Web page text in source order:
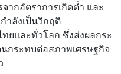
ากอัตราการเกิดต่ำ และ
ำลังเป็นวิกฤติ
ยและทั่วโลก ซึ่งส่งผลกระ
กระทบต่อสภาพเศรษฐกิจ